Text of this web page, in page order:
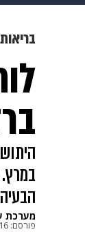
בריאות
הבעיה
מערכת
פורסם: